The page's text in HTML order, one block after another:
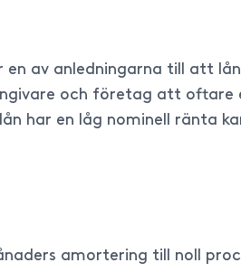
av anledningarna till att
och företag att oftare
har en låg nominell ränta
amortering till noll